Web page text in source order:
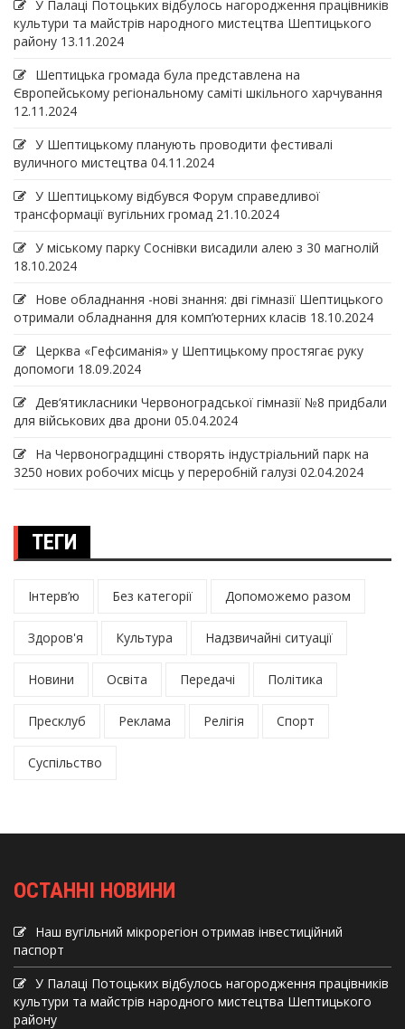
У Палаці Потоцьких відбулось нагородження працівників
культури та майстрів народного мистецтва Шептицького
району 13.11.2024
Шептицька громада була представлена на
Європейському регіональному саміті шкільного харчування
12.11.2024
У Шептицькому планують проводити фестивалі
вуличного мистецтва 04.11.2024
У Шептицькому відбувся Форум справедливої
трансформації вугільних громад 21.10.2024
У міському парку Соснівки висадили алею з 30 магнолій
18.10.2024
Нове обладнання -нові знання: дві гімназії Шептицького
отримали обладнання для комп’ютерних класів 18.10.2024
Церква «Гефсиманія» у Шептицькому простягає руку
допомоги 18.09.2024
Дев‘ятикласники Червоноградської гімназії №8 придбали
для військових два дрони 05.04.2024
На Червоноградщині створять індустріальний парк на
3250 нових робочих місць у переробній галузі 02.04.2024
ТЕГИ
Інтерв’ю Без категорії Допоможемо разом
Здоров'я Культура Надзвичайні ситуації
Новини Освіта Передачі Політика
Пресклуб Реклама Релігія Спорт
Суспільство
ОСТАННІ НОВИНИ
Наш вугільний мікрорегіон отримав інвеcтиційний
паспорт
У Палаці Потоцьких відбулось нагородження працівників
культури та майстрів народного мистецтва Шептицького
району